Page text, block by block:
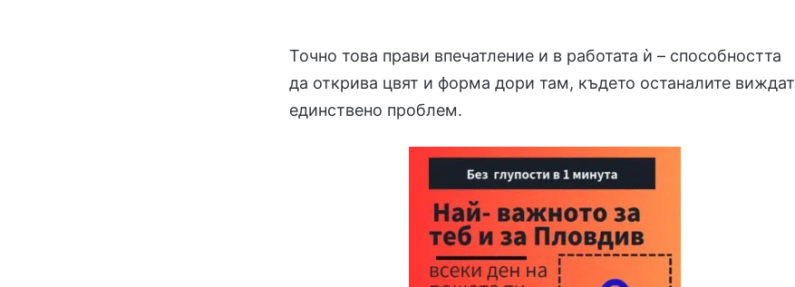
Точно това прави впечатление и в работата ѝ – способността
да открива цвят и форма дори там, където останалите виждат
единствено проблем.